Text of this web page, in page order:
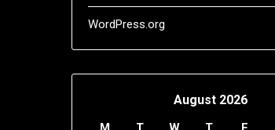
WordPress.org
August 2026